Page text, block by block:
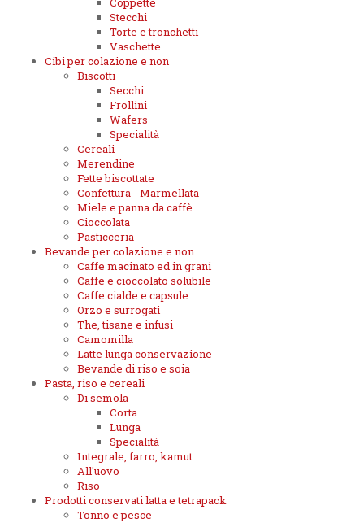
Stecchi
Torte e tronchetti
Vaschette
Cibi per colazione e non
Biscotti
Secchi
Frollini
Wafers
Specialità
Cereali
Merendine
Fette biscottate
Confettura - Marmellata
Miele e panna da caffè
Cioccolata
Pasticceria
Bevande per colazione e non
Caffe macinato ed in grani
Caffe e cioccolato solubile
Caffe cialde e capsule
Orzo e surrogati
The, tisane e infusi
Camomilla
Latte lunga conservazione
Bevande di riso e soia
Pasta, riso e cereali
Di semola
Corta
Lunga
Specialità
Integrale, farro, kamut
All'uovo
Riso
Prodotti conservati latta e tetrapack
Tonno e pesce